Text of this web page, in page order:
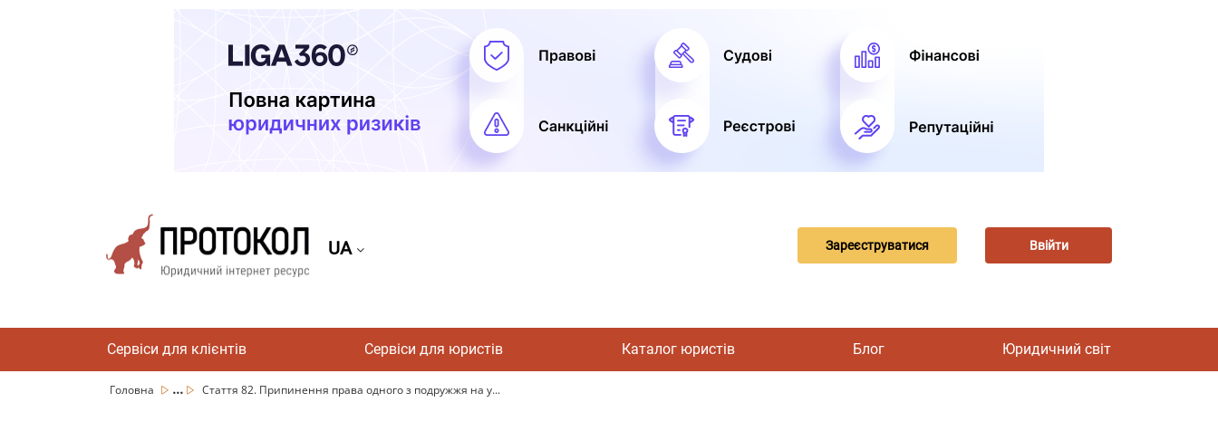
UA Зареєструватися Ввійти
Сервіси для клієнтів Сервіси для юристів Каталог юристів Блог Юридичний світ
Головна ... Стаття 82. Припинення права одного з подружжя на у...